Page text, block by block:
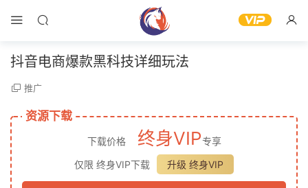
抖音电商爆款黑科技详细玩法
推广
资源下载
下载价格 终身VIP专享
仅限 终身VIP下载
升级 终身VIP